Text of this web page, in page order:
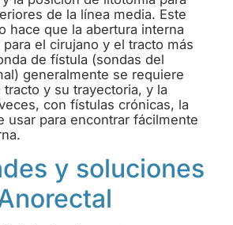
de la línea media. Este
hace que la abertura interna
el cirujano y el tracto más
de fístula (sondas del
generalmente se requiere
tracto y su trayectoria, y la
con fístulas crónicas, la
usar para encontrar fácilmente
y soluciones